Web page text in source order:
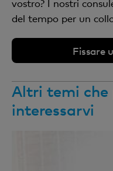
vostro? I nostri
del tempo per un
Fissare
Altri temi che
interessarvi